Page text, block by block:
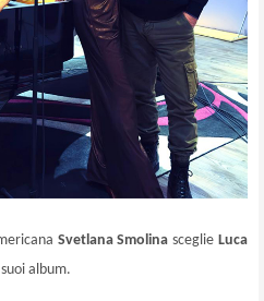
Svetlana Smolina sceglieLuca
album.